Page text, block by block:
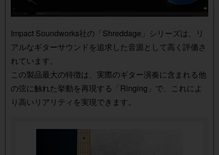
Impact Soundworks社の「Shreddage」シリーズは、リ
アルなギターサウンドを追求した音源として高く評価さ
れています。
この製品最大の特徴は、実際のギター演奏に含まれる他
の弦に触れた挙動を再現する「Ringing」で、これによ
り高いリアリティを実現できます。